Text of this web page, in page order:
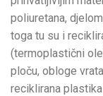
poliuretana,
toga tu su i
(termoplastični
ploču, obloge
reciklirana